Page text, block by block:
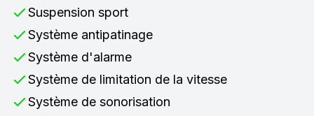
Suspension sport
Système antipatinage
Système d'alarme
Système de limitation de la vitesse
Système de sonorisation